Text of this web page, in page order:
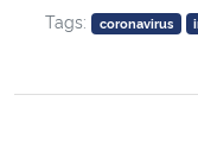
Tags:
coronavirus